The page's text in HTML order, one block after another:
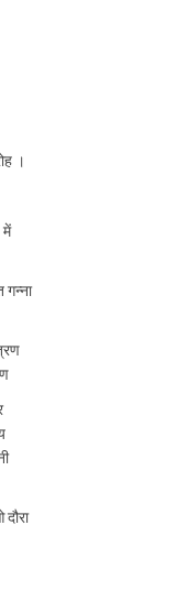
।
में
गन्ना